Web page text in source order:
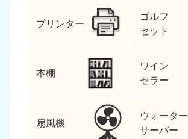
プリンター
ゴルフ
セット
本棚
ワイン
セラー
扇風機
ウォーター
サーバー